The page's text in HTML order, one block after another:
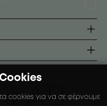
Cookies
cookies για να σε φέρνουμε